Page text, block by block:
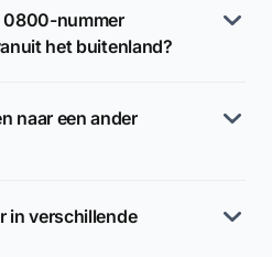
0800-nummer
het buitenland?
naar een ander
in verschillende